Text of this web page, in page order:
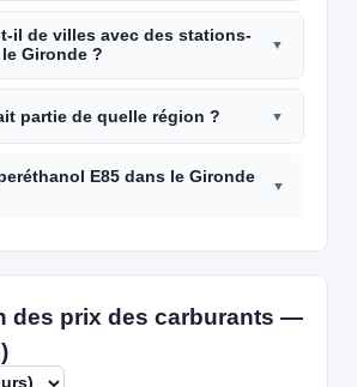
il de villes avec des stations-
Gironde ?
partie de quelle région ?
E85 dans le Gironde
des prix des carburants —